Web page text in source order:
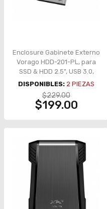
Enclosure Gabinete Externo
Vorago HDD-201-PL, para
SSD & HDD 2.5", USB 3.0,
Color Plata - HDD-201-PL
DISPONIBLES: 2 PIEZAS
$229.00
$199.00